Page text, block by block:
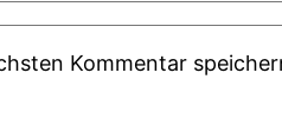
Kommentar